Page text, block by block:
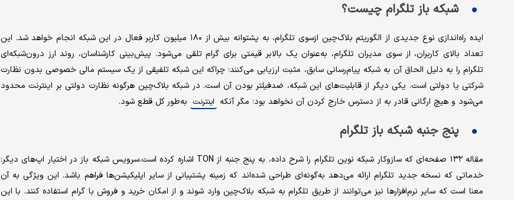
شبکه باز تلگرام چیست؟
ایده راه‌اندازی نوع جدیدی از الگوریتم بلاک‌چین ازسوی تلگرام، به پشتوانه بیش از ۱۸۰ میلیون کاربر فعال در این شبکه انجام خواهد شد. این
تعداد بالای کاربران، از سوی مدیران تلگرام، به‌عنوان یک بالابر قیمتی برای گرام تلقی می‌شود. پیش‌بینی کارشناسان، روند ارز درون‌شبکه‌ای
تلگرام را به دلیل الحاق آن به شبکه پیام‌رسانی سابق، مثبت ارزیابی می‌کنند؛ چراکه این شبکه تلفیقی از یک سیستم مالی خصوصی بدون نظارت
شرکتی یا دولتی است. یکی دیگر از قابلیت‌های این شبکه، ضدفیلتر بودن آن است. در شبکه بلاک‌چین هرگونه نظارت دولتی بر اینترنت محدود
می‌شود و هیچ ارگانی قادر به از دسترس خارج کردن آن نخواهد بود؛ مگر آنکه اینترنت به‌طور کل قطع شود.
پنج جنبه شبکه باز تلگرام
مقاله ۱۳۲ صفحه‌ای که سازوکار شبکه نوین تلگرام را شرح داده، به پنج جنبه از TON اشاره کرده است.سرویس شبکه باز در اختیار اپ‌های دیگر:
خدماتی که نسخه جدید تلگرام ارائه می‌دهد به‌گونه‌ای طراحی شده‌اند که زمینه پشتیبانی از سایر اپلیکیشن‌ها فراهم باشد. این ویژگی به آن
معنا است که سایر نرم‌افزارها نیز می‌توانند از طریق تلگرام به شبکه بلاک‌چین وارد شوند و از امکان خرید و فروش با گرام استفاده کنند. با این